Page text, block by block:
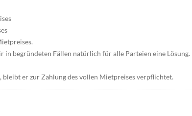
in begründeten Fällen natürlich für alle Parteien eine Lösung.
er zur Zahlung des vollen Mietpreises verpflichtet.